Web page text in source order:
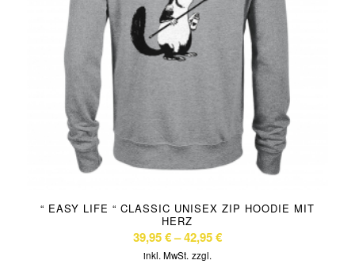
“ EASY LIFE “ CLASSIC UNISEX ZIP HOODIE MIT
HERZ
39,95€–42,95€
inkl. MwSt. zzgl.